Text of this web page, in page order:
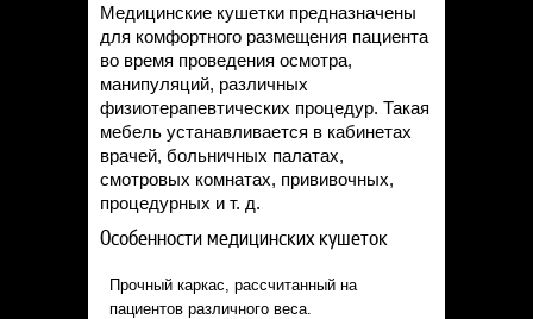
Медицинские кушетки предназначены
для комфортного размещения пациента
во время проведения осмотра,
манипуляций, различных
физиотерапевтических процедур. Такая
мебель устанавливается в кабинетах
врачей, больничных палатах,
смотровых комнатах, прививочных,
процедурных и т. д.
Особенности медицинских кушеток
Прочный каркас, рассчитанный на
пациентов различного веса.